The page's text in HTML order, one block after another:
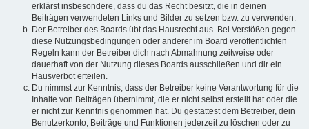
erklärst insbesondere, dass du das Recht besitzt, die in deinen
Beiträgen verwendeten Links und Bilder zu setzen bzw. zu verwenden.
Der Betreiber des Boards übt das Hausrecht aus. Bei Verstößen gegen
diese Nutzungsbedingungen oder anderer im Board veröffentlichten
Regeln kann der Betreiber dich nach Abmahnung zeitweise oder
dauerhaft von der Nutzung dieses Boards ausschließen und dir ein
Hausverbot erteilen.
Du nimmst zur Kenntnis, dass der Betreiber keine Verantwortung für die
Inhalte von Beiträgen übernimmt, die er nicht selbst erstellt hat oder die
er nicht zur Kenntnis genommen hat. Du gestattest dem Betreiber, dein
Benutzerkonto, Beiträge und Funktionen jederzeit zu löschen oder zu